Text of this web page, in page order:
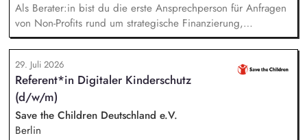
Als Berater:in bist du die erste Ansprechperson für Anfragen
von Non-Profits rund um strategische Finanzierung,
Finanzmanagement und Fundraising. Dabei entwickelst du
den gesamten Prozess von der Anfrage über
Angebotserstellung bis zur eigenverantwortlichen Umsetzung.
Auf Basis der jeweiligen Herausforderungen entwickelst du
passgenaue Beratungsprozesse und berätst Organisationen zu
zentralen Fragen ihrer finanziellen Steuerung und
strategischen Weiterentwicklung.
29. Juli 2026
Referent*in Digitaler Kinderschutz
(d/w/m)
Save the Children Deutschland e.V.
Berlin